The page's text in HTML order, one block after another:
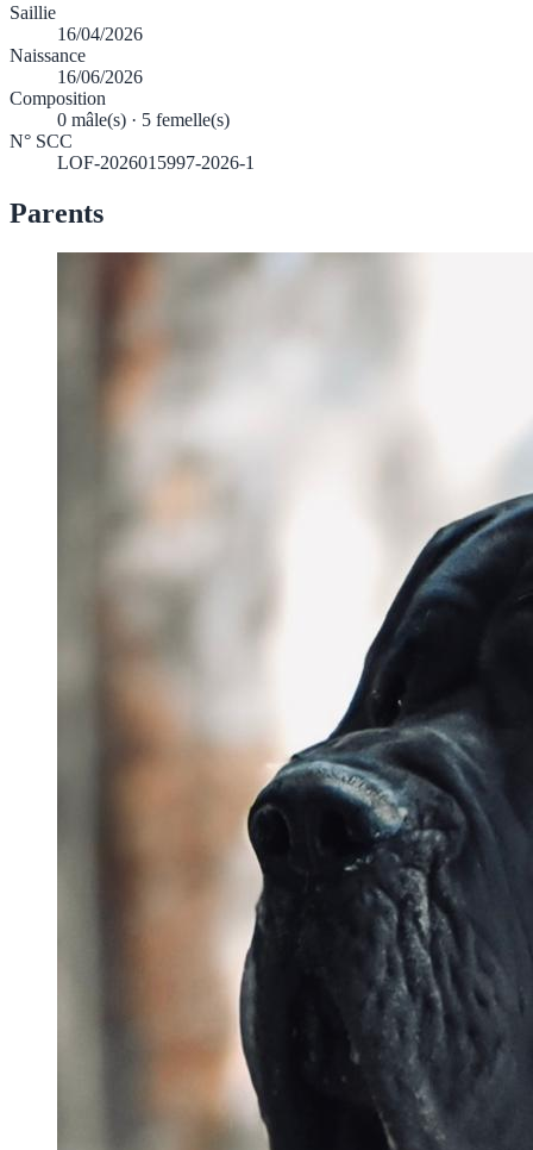
Saillie
16/04/2026
Naissance
16/06/2026
Composition
0 mâle(s) · 5 femelle(s)
N° SCC
LOF-2026015997-2026-1
Parents